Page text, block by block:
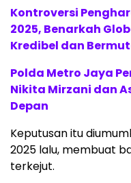
Kontroversi
2025, Benarkah
Kredibel dan
Polda Metro Jaya
Nikita Mirzani dan
Depan
Keputusan itu
2025 lalu, membuat
terkejut.